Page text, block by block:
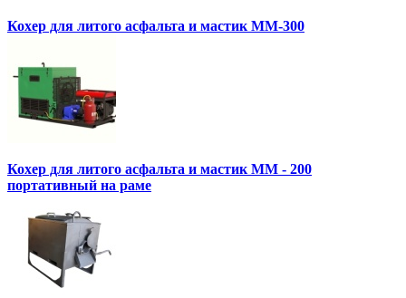
Кохер для литого асфальта и мастик MM-300
Кохер для литого асфальта и мастик MM - 200
портативный на раме